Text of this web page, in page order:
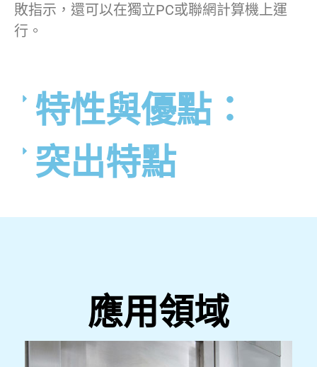
敗指示，還可以在獨立PC或聯網計算機上運
行。
特性與優點：
突出特點
應用領域